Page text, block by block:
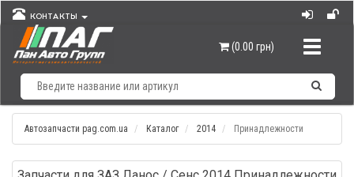
КОНТАКТЫ
(0.00 грн)
Автозапчасти pag.com.ua Каталог 2014 Принадлежности